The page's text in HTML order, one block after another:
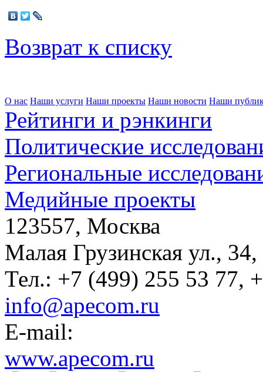
Возврат к списку
О нас Наши услуги Наши проекты Наши новости Наши
Рейтинги и рэнкинги
Политические
Региональные
Медийные проекты
123557, Москва
Малая Грузинская ул.,
Тел.: +7 (499) 255 53 77,
info@apecom.ru
E-mail:
www.apecom.ru